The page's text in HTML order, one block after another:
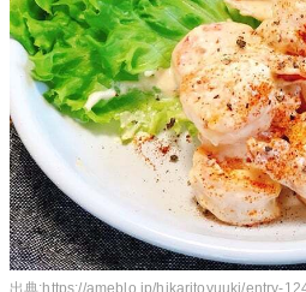
出典:https://ameblo.jp/hikaritoyuuki/entry-